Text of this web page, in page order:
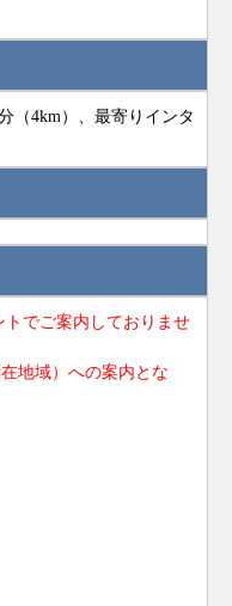
（4km）、最寄りインタ
でご案内しておりませ
地域）への案内とな